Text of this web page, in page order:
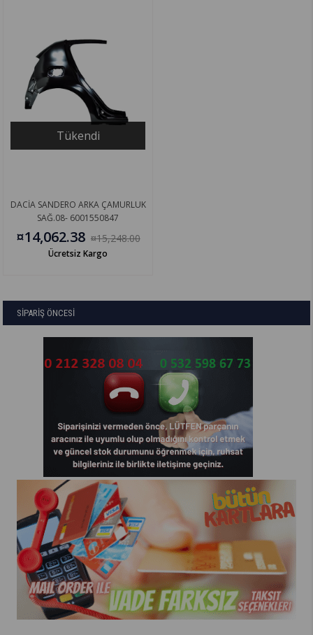
Tükendi
DACİA SANDERO ARKA ÇAMURLUK
SAĞ.08- 6001550847
¤14,062.38 ¤15,248.00
Ücretsiz Kargo
SİPARİŞ ÖNCESİ